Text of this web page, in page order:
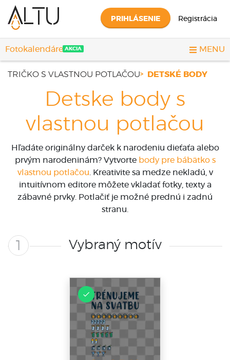
PRIHLÁSENIE Registrácia
Fotokalendáre AKCIA MENU
TRIČKO S VLASTNOU POTLAČOU DETSKÉ BODY
Detske body s
vlastnou potlačou
Hľadáte originálny darček k narodeniu dieťaťa alebo
prvým narodeninám? Vytvorte body pre bábätko s
vlastnou potlačou. Kreativite sa medze nekladú, v
intuitívnom editore môžete vkladať fotky, texty a
zábavné prvky. Potlačiť je možné prednú i zadnú
stranu.
1 Vybraný motív